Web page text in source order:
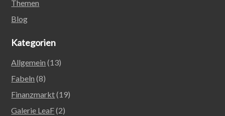
Themen
Blog
Kategorien
Allgemein (13)
Fabeln (8)
Finanzmarkt(19)
Galerie LeaF(2)